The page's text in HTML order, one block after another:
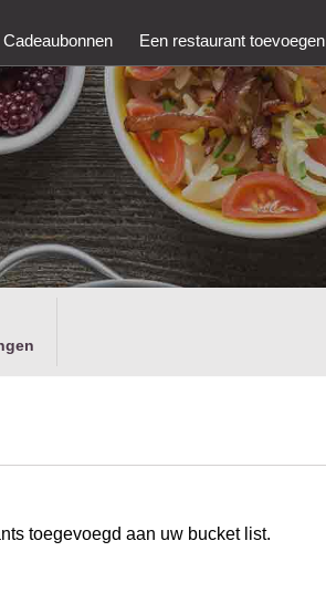
Cadeaubonnen Een restaurant toevoegen
toegevoegd aan uw bucket list.